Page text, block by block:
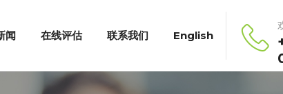
闻 在线评估 联系我们 English